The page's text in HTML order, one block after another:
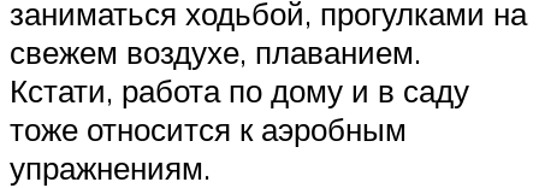
заниматься ходьбой, прогулками на
свежем воздухе, плаванием.
Кстати, работа по дому и в саду
тоже относится к аэробным
упражнениям.